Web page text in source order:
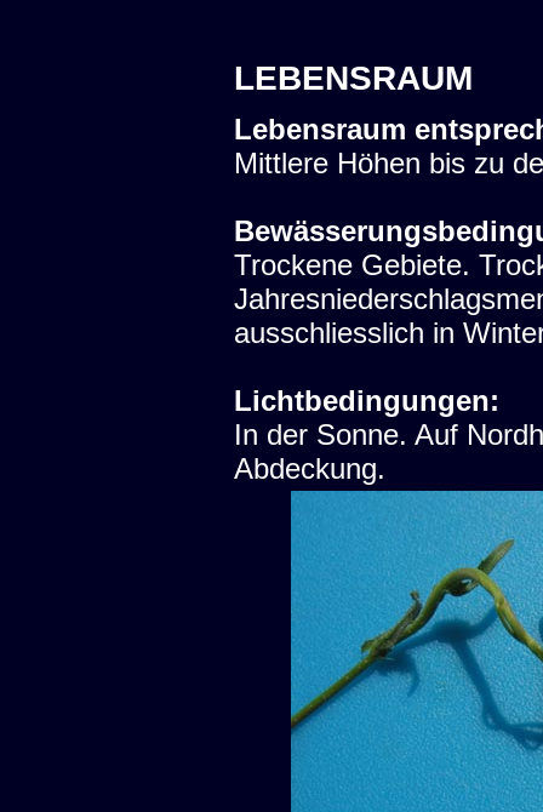
LEBENSRAUM
Lebensraum
Mittlere Höhen bis zu
Trockene Gebiete.
ausschliesslich in
Lichtbedingungen:
In der Sonne. Auf
Abdeckung.